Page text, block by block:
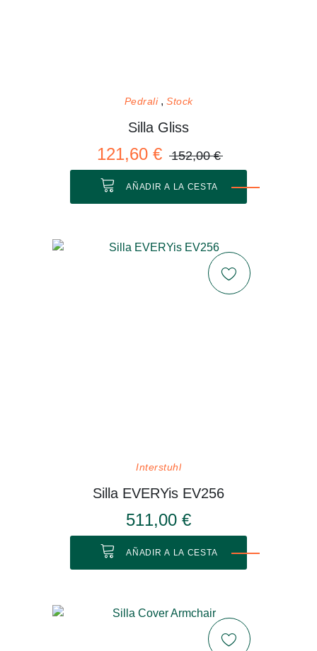
Pedrali Stock
Silla Gliss
121,60 € 152,00 €
AÑADIR A LA CESTA
Interstuhl
Silla EVERYis EV256
511,00 €
AÑADIR A LA CESTA